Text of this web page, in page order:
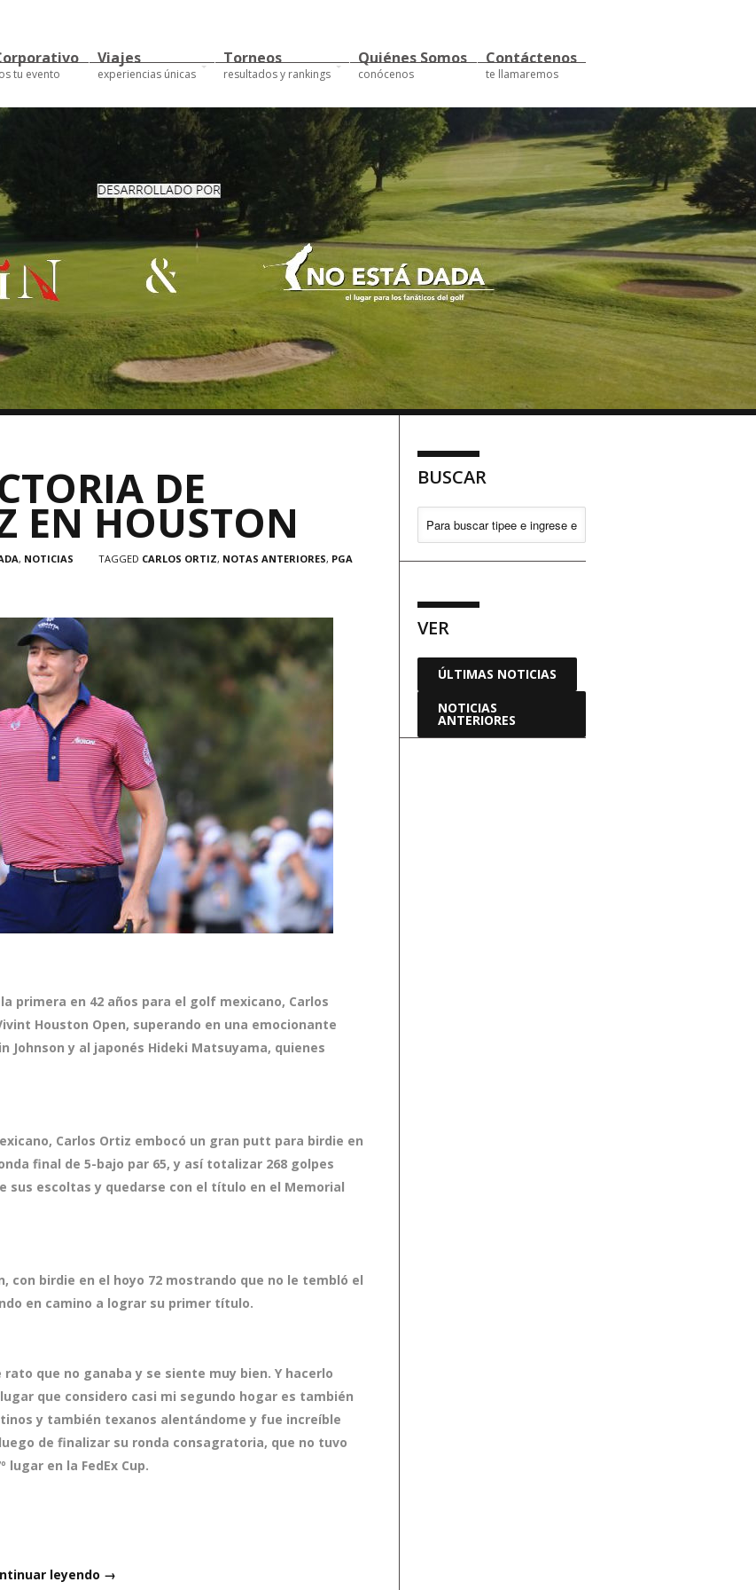
tu evento
Viajes
experiencias únicas
Torneos
resultados y rankings
Quiénes Somos
conócenos
Contáctenos
te llamaremos
DE
EN HOUSTON
, NOTICIAS TAGGED CARLOS ORTIZ, NOTAS ANTERIORES, PGA
primera en 42 años para el golf mexicano, Carlos
Houston Open, superando en una emocionante
Johnson y al japonés Hideki Matsuyama, quienes
Carlos Ortiz embocó un gran putt para birdie en
final de 5-bajo par 65, y así totalizar 268 golpes
sus escoltas y quedarse con el título en el Memorial
con birdie en el hoyo 72 mostrando que no le tembló el
en camino a lograr su primer título.
que no ganaba y se siente muy bien. Y hacerlo
que considero casi mi segundo hogar es también
y también texanos alentándome y fue increíble
de finalizar su ronda consagratoria, que no tuvo
en la FedEx Cup.
leyendo →
BUSCAR
VER
ÚLTIMAS NOTICIAS
NOTICIAS
ANTERIORES